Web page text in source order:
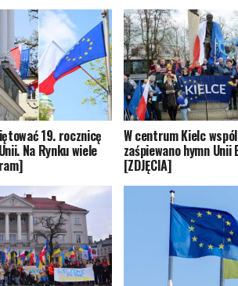
19. rocznicę
Na Rynku wiele
W centrum Kielc
zaśpiewano hymn
[ZDJĘCIA]